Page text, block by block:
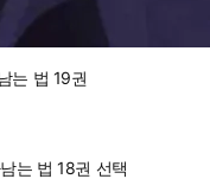
는 법 19권
는 법 18권 선택